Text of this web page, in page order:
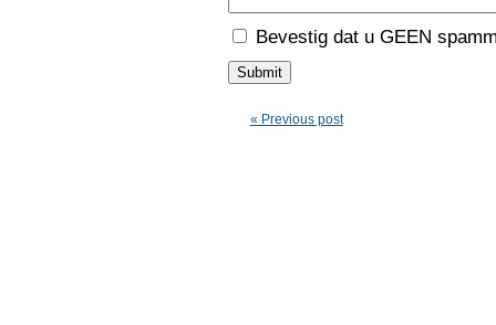
Bevestig dat u GEEN
« Previous post